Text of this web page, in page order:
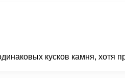
кусков камня, хотя